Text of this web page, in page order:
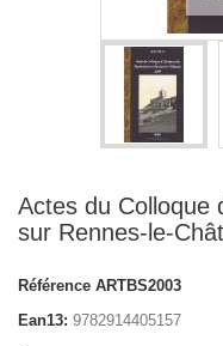
Actes du Colloque
sur Rennes-le-
Référence ARTBS2003
Ean13: 9782914405157